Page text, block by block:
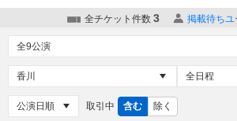
全チケット件数 3 掲載待ちユ
取引中 含む 除く